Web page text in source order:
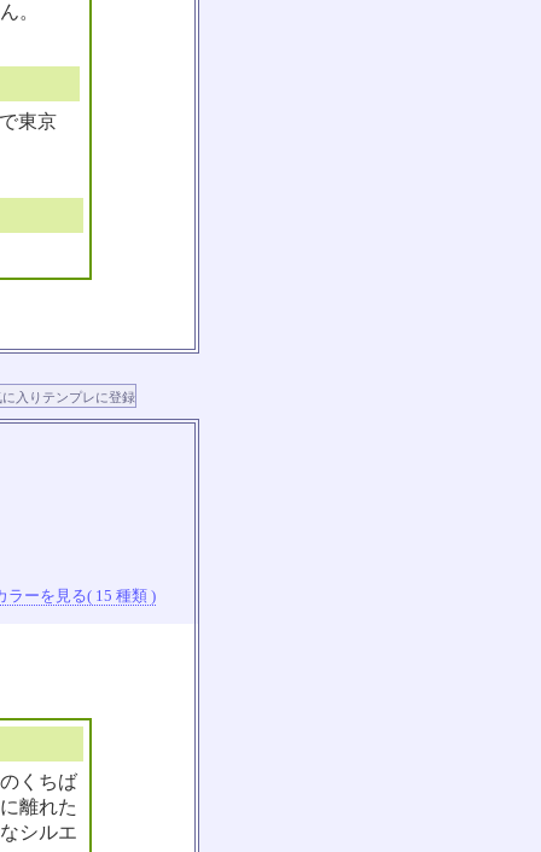
。
東京
ラーを見る( 15 種類 )
くちば
離れた
シルエ